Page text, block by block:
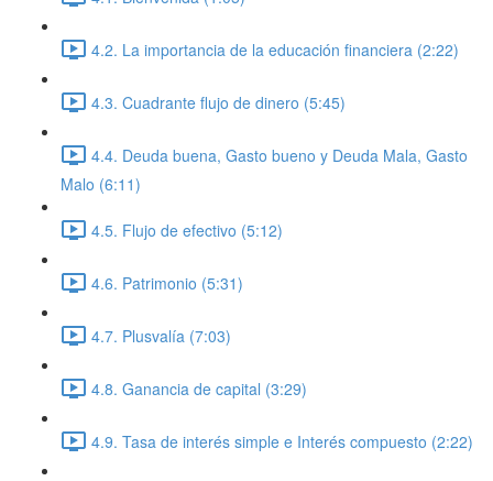
4.2. La importancia de la educación financiera (2:22)
4.3. Cuadrante flujo de dinero (5:45)
4.4. Deuda buena, Gasto bueno y Deuda Mala, Gasto
Malo (6:11)
4.5. Flujo de efectivo (5:12)
4.6. Patrimonio (5:31)
4.7. Plusvalía (7:03)
4.8. Ganancia de capital (3:29)
4.9. Tasa de interés simple e Interés compuesto (2:22)